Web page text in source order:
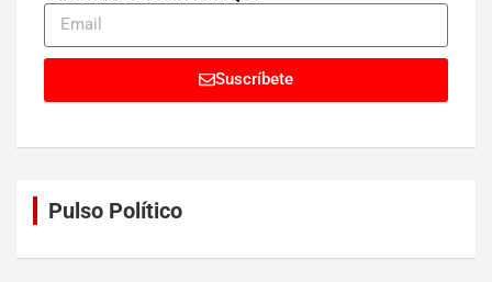
Suscríbete
Pulso Político